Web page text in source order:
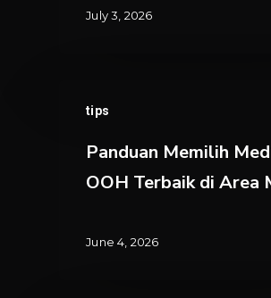
July 3, 2026
tips
Memilih
Media
Terbaik
Area
Panduan Memilih
OOH Terbaik di Area
June 4, 2026